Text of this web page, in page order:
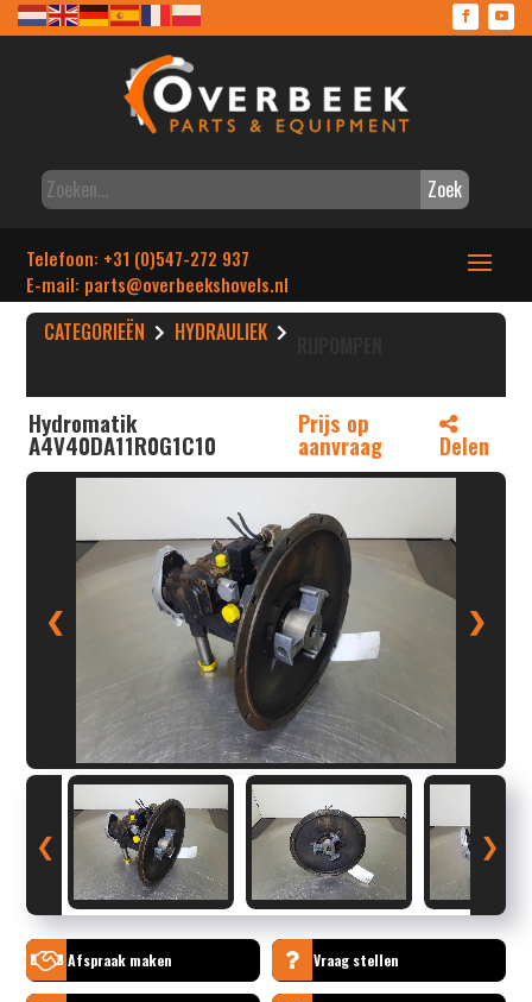
Zoek
Telefoon: +31 (0)547-272 937
E-mail: parts@overbeekshovels.nl
CATEGORIEËN HYDRAULIEK
Hydromatik
A4V40DA11R0G1C10
Prijs op
aanvraag Delen
❮ ❯
❮ ❯
Afspraak maken Vraag stellen